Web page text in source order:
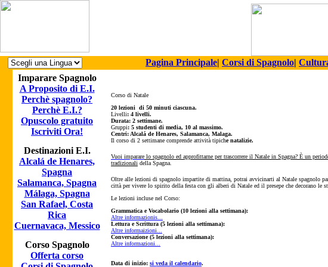
Pagina Principale| Corsi di Spagnolo|
Imparare Spagnolo
A Proposito di E.I.
Perchè spagnolo?
Perchè E.I.?
Opuscolo gratuito
Iscriviti Ora!
Destinazioni E.I.
Alcalá de Henares,
Spagna
Salamanca, Spagna
Málaga, Spagna
San Rafael, Costa
Rica
Cuernavaca, Messico
Corso Spagnolo
Offerta corso
Corso di Natale
20 lezioni di 50 minuti ciascuna.
Livelli: 4 livelli.
Durata: 2 settimane.
Gruppi: 5 studenti di media, 10 al massimo.
Centri: Alcalá de Henares, Salamanca, Malaga.
Il corso di 2 settimane comprende attività tipiche natalizie.
Vuoi imparare lo spagnolo ed approfittarne per trascorrere il Natale in Spagna? È un
tradizionali della Spagna.
Oltre alle lezioni di spagnolo impartite di mattina , potrai avvicinarti al Natale spagnolo
città per vivere lo spirito della festa con gli alberi di Natale ed il presepe che decorano le
Le lezioni incluse nel Corso:
Grammatica e Vocabolario (10 lezioni alla settimana):
Altre informazionis...
Lettura e Scrittura (5 lezioni alla settimana):
Altre informaizioni...
Conversazione (5 lezioni alla settimana):
Altre informazioni...
Data di inizio: si veda il calendario.